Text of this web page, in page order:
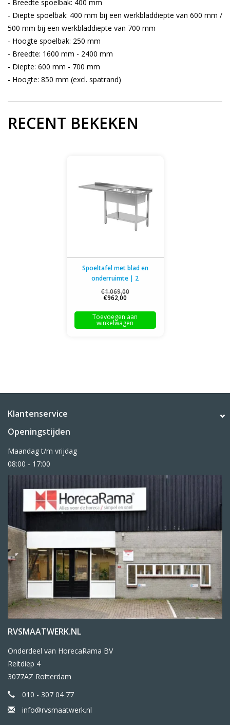
- Breedte spoelbak: 400 mm
- Diepte spoelbak: 400 mm bij een werkbladdiepte van 600 mm /
500 mm bij een werkbladdiepte van 700 mm
- Hoogte spoelbak: 250 mm
- Breedte: 1600 mm - 2400 mm
- Diepte: 600 mm - 700 mm
- Hoogte: 850 mm (excl. spatrand)
RECENT BEKEKEN
Spoeltafel met blad en
onderruimte | 2
spoelbakken rechts | 1600-
2400mm breed | 600 of
€1.069,00
€962,00
Toevoegen aan
winkelwagen
Klantenservice
Openingstijden
Maandag t/m vrijdag
08:00 - 17:00
RVSMAATWERK.NL
Onderdeel van HorecaRama BV
Reitdiep 4
3077AZ Rotterdam
010 - 307 04 77
info@rvsmaatwerk.nl